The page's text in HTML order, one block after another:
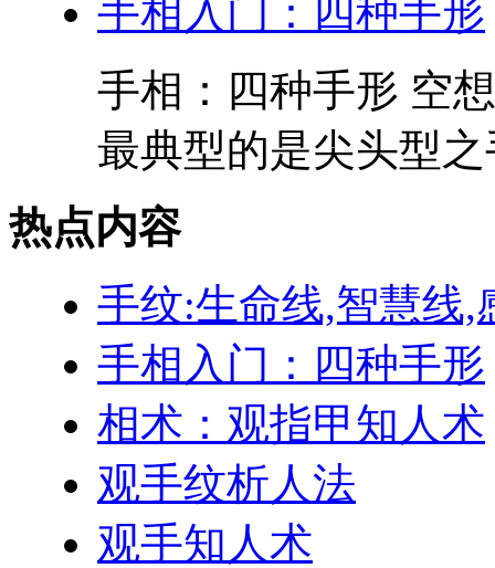
手相入门：四种手形
手相：四种手形 空
最典型的是尖头型
热点内容
手纹:生命线,智慧线,
手相入门：四种手形
相术：观指甲知人术
观手纹析人法
观手知人术